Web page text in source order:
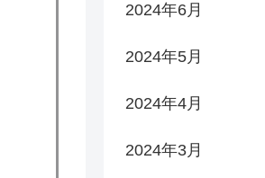
2024年6月
2024年5月
2024年4月
2024年3月